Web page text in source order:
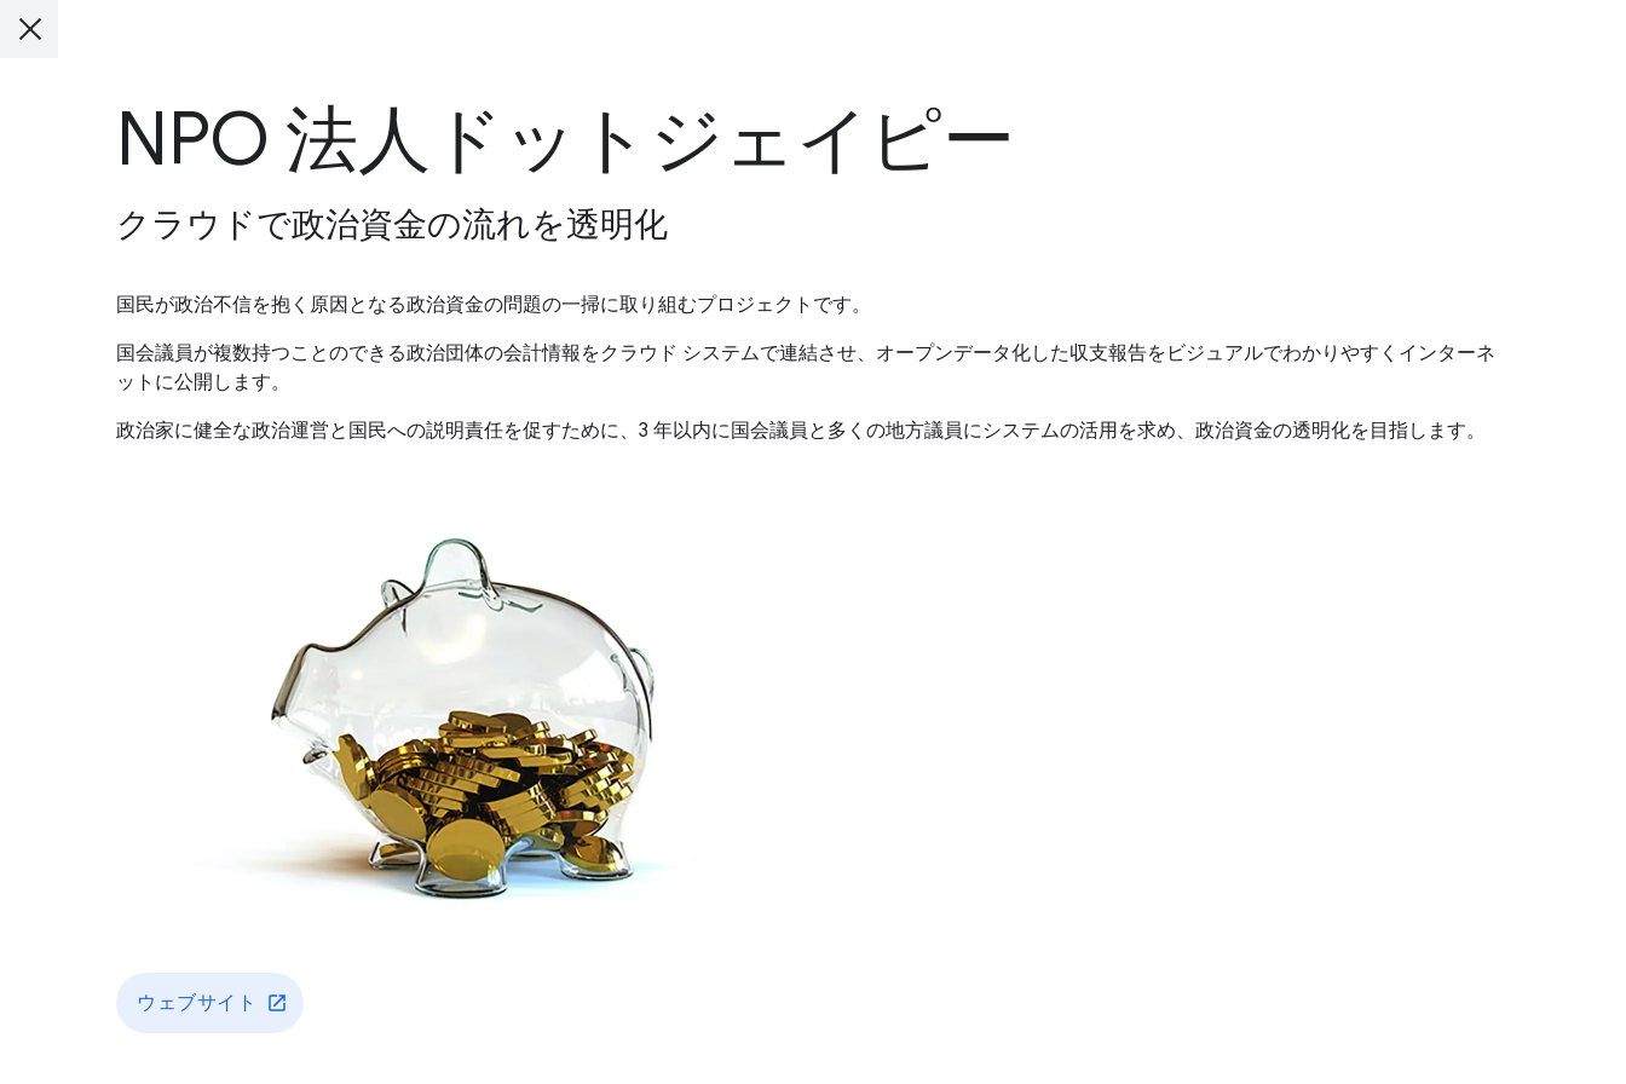
NPO 法人ドットジェイピー
クラウドで政治資金の流れを透明化
国民が政治不信を抱く原因となる政治資金の問題の一掃に取り組むプロジェクトです。
国会議員が複数持つことのできる政治団体の会計情報をクラウド システムで連結させ、オープンデータ化した収支報告をビジュアルでわかりやすくインターネ
ットに公開します。
政治家に健全な政治運営と国民への説明責任を促すために、3 年以内に国会議員と多くの地方議員にシステムの活用を求め、政治資金の透明化を目指します。
ウェブサイト